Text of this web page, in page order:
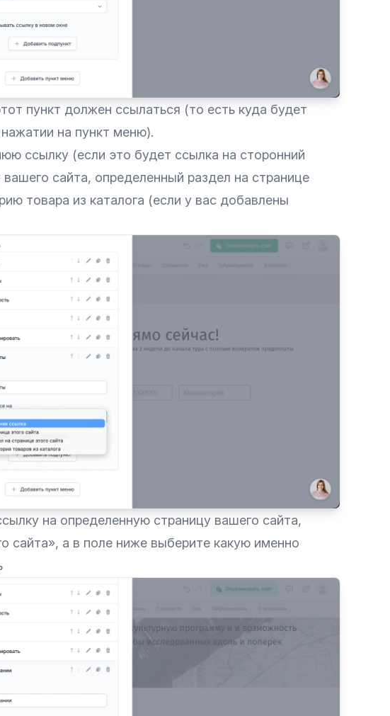
пункт должен ссылаться (то есть куда будет
на пункт меню).
ссылку (если это будет ссылка на сторонний
сайта, определенный раздел на странице
товара из каталога (если у вас добавлены
на определенную страницу вашего сайта,
сайта», а в поле ниже выберите какую именно